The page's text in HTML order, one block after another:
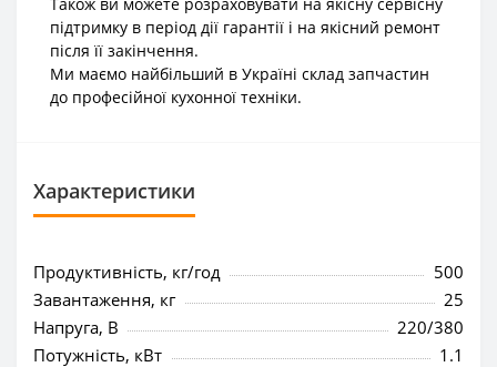
підтримку в період дії гарантії і на якісний ремонт
після її закінчення.
Ми маємо найбільший в Україні склад запчастин
до професійної кухонної техніки.
Характеристики
Продуктивність, кг/год
500
Завантаження, кг
25
Напруга, В
220/380
Потужність, кВт
1.1